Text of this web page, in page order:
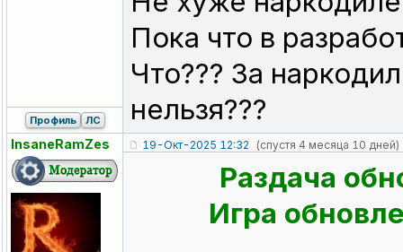
Пока что в
Что??? За
нельзя???
Профиль ЛС
InsaneRamZes 19-Окт-2025 12:32 (спустя 4 месяца 10 дней)
Раздача
Игра